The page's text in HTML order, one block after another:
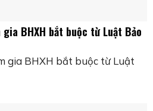
BHXH bắt buộc từ Luật Bảo
gia BHXH bắt buộc từ Luật